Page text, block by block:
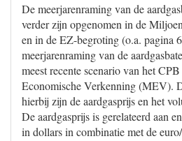
De meerjarenraming van de
verder zijn opgenomen in de
en in de EZ-begroting (o.a. pagina
meerjarenraming van de
meest recente scenario van het
Economische Verkenning (MEV).
hierbij zijn de aardgasprijs en het
De aardgasprijs is gerelateerd aan
in dollars in combinatie met de